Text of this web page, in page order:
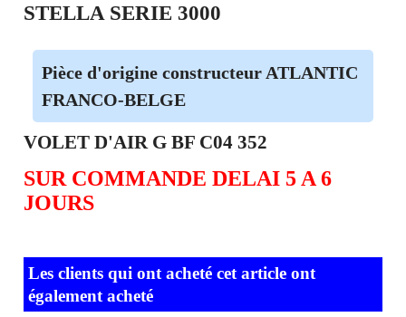
STELLA SERIE 3000
Pièce d'origine constructeur ATLANTIC
FRANCO-BELGE
VOLET D'AIR G BF C04 352
SUR COMMANDE DELAI 5 A 6
JOURS
Les clients qui ont acheté cet article ont
également acheté